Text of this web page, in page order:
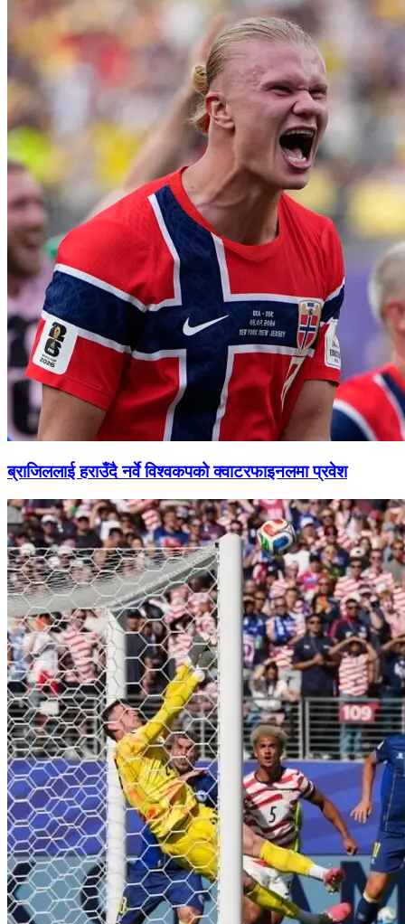
ब्राजिललाई हराउँदै नर्वे विश्वकपको क्वाटरफाइनलमा प्रवेश